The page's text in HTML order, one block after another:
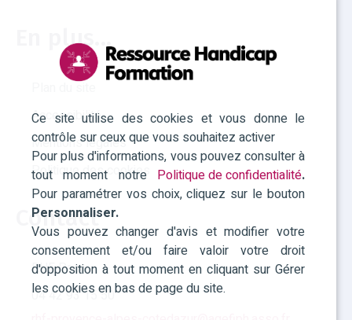
Ce site utilise des cookies et vous donne le
contrôle sur ceux que vous souhaitez activer
Pour plus d'informations, vous pouvez consulter à
tout moment notre Politique de confidentialité.
Pour paramétrer vos choix, cliquez sur le bouton
Personnaliser.
Vous pouvez changer d'avis et modifier votre
consentement et/ou faire valoir votre droit
d'opposition à tout moment en cliquant sur Gérer
les cookies en bas de page du site.
En plus...
Plan du site
Accessibilité
Mentions légales
Politique des cookies
Contact
RHF Paca
04 42 93 15 50